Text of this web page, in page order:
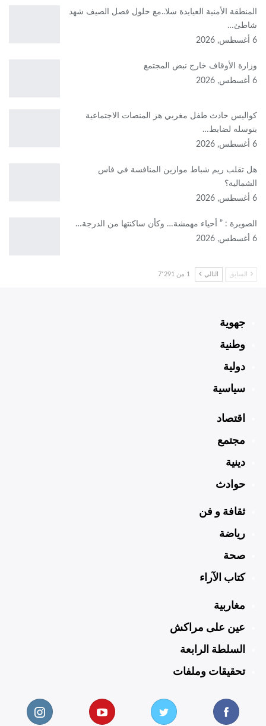
‏المنطقة الأمنية العيايدة سلا..مع حلول فصل الصيف شهد
شاطئ…
6 أغسطس, 2026
وزارة الأوقاف خارج نبض المجتمع
6 أغسطس, 2026
كواليس حادث طفل مغربي هز المنصات الاجتماعية
بتوسله لضابط…
6 أغسطس, 2026
هل تقلب ريم شباط موازين المنافسة في فاس
الشمالية؟
6 أغسطس, 2026
الصويرة : ” أحياء مهمشة… وكأن ساكنتها من الدرجة…
6 أغسطس, 2026
السابق التالي 1 من 7٬291
جهوية
وطنية
دولية
سياسية
اقتصاد
مجتمع
دينية
حوادث
ثقافة و فن
رياضة
صحة
كتاب الآراء
مغاربية
عين على مراكش
السلطة الرابعة
تحقيقات وملفات